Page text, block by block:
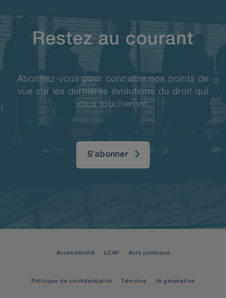
Restez au courant
Abonnez-vous pour connaître nos points de
vue sur les dernières évolutions du droit qui
vous toucheront.
S’abonner
Accessibilité LCAP Avis juridique
Politique de confidentialité Témoins IA générative